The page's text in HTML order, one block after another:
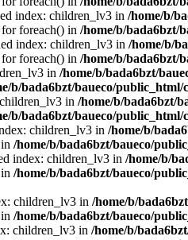
index: children_lv3 in /home/b/
foreach() in /home/b/bada6bzt/
index: children_lv3 in /home/b/
foreach() in /home/b/bada6bzt/
in /home/b/bada6bzt/
b/bada6bzt/baueco/public_html/
in /home/b/bada6bzt/
b/bada6bzt/baueco/public_html/
children_lv3 in /home/b/
/home/b/bada6bzt/baueco/
index: children_lv3 in /home/b/
/home/b/bada6bzt/baueco/
children_lv3 in /home/b/
/home/b/bada6bzt/baueco/
children_lv3 in /home/b/